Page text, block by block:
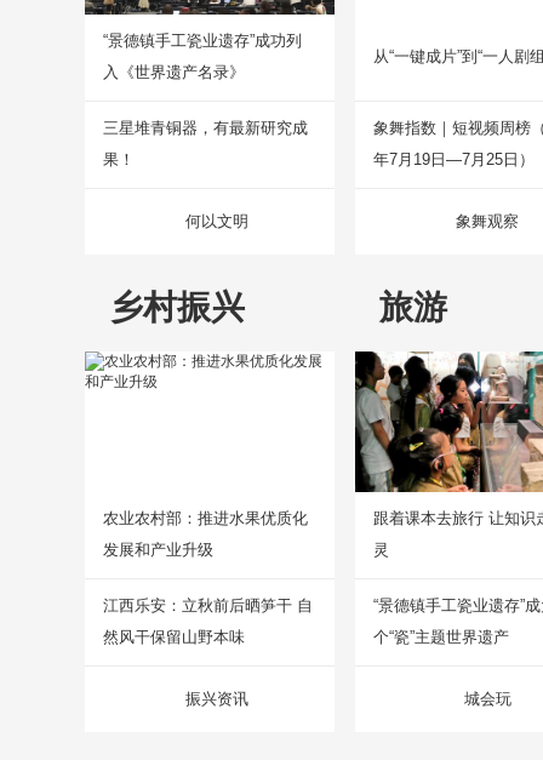
“景德镇手工瓷业遗存”成功列
入《世界遗产名录》
三星堆青铜器，有最新研究成
果！
何以文明
从“一键成片”到“一人剧
象舞指数｜短视频周榜
年7月19日—7月25日）
象舞观察
乡村振兴
农业农村部：推进水果优质化
发展和产业升级
江西乐安：立秋前后晒笋干 自
然风干保留山野本味
振兴资讯
旅游
跟着课本去旅行 让知识
灵
“景德镇手工瓷业遗存”
个“瓷”主题世界遗产
城会玩